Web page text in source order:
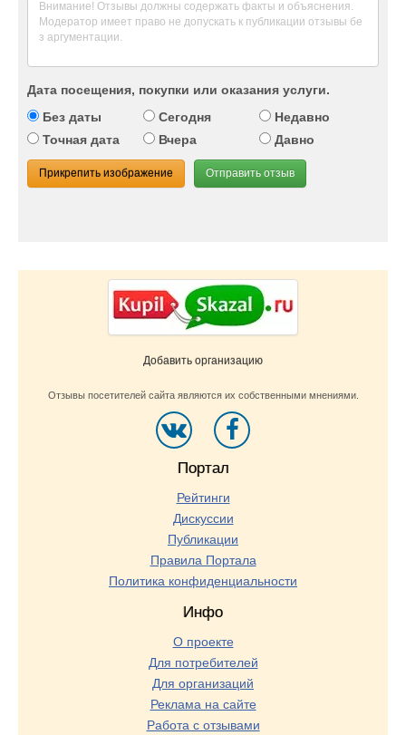
Дата посещения, покупки или оказания услуги.
Без даты
Сегодня
Недавно
Точная дата
Вчера Давно
Прикрепить изображение Отправить отзыв
Добавить организацию
Отзывы посетителей сайта являются их собственными мнениями.
Портал
Рейтинги
Дискуссии
Публикации
Правила Портала
Политика конфиденциальности
Инфо
О проекте
Для потребителей
Для организаций
Реклама на сайте
Работа с отзывами